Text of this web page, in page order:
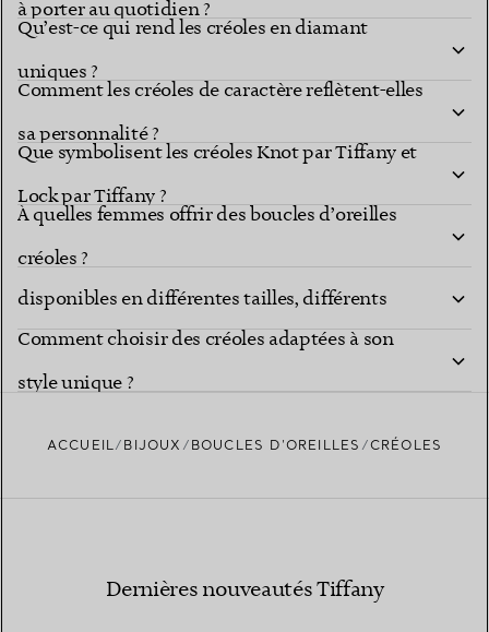
à porter au quotidien ?
Qu’est-ce qui rend les créoles en diamant
uniques ?
Comment les créoles de caractère reflètent-elles
sa personnalité ?
Que symbolisent les créoles Knot par Tiffany et
Lock par Tiffany ?
À quelles femmes offrir des boucles d’oreilles
créoles ?
Les boucles d’oreilles créoles Tiffany sont-elles
disponibles en différentes tailles, différents
métaux et avec des diamants ?
Comment choisir des créoles adaptées à son
style unique ?
ACCUEIL BIJOUX BOUCLES D’OREILLES CRÉOLES
Dernières nouveautés Tiffany